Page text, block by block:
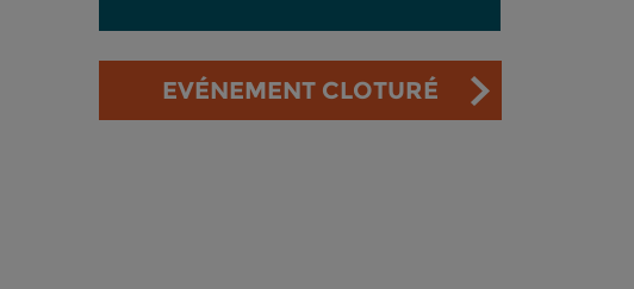
EVÉNEMENT CLOTURÉ